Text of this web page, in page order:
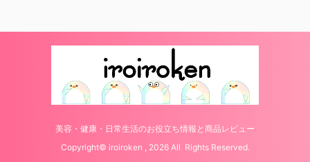
美容・健康・日常生活のお役立ち情報と商品レビュー
Copyright© iroiroken , 2026 All Rights Reserved.